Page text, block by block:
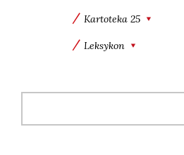
Kartoteka 25
Leksykon